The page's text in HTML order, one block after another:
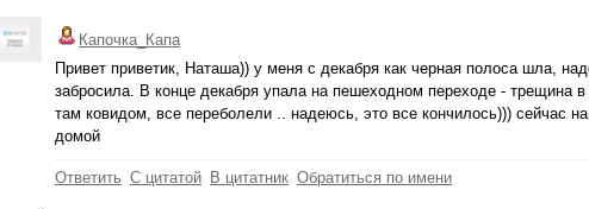
Капочка_Капа
Привет приветик, Наташа)) у меня с декабря как черная полоса шла,
забросила. В конце декабря упала на пешеходном переходе - трещина
там ковидом, все переболели .. надеюсь, это все кончилось))) сейчас
домой
Ответить С цитатой В цитатник Обратиться по имени